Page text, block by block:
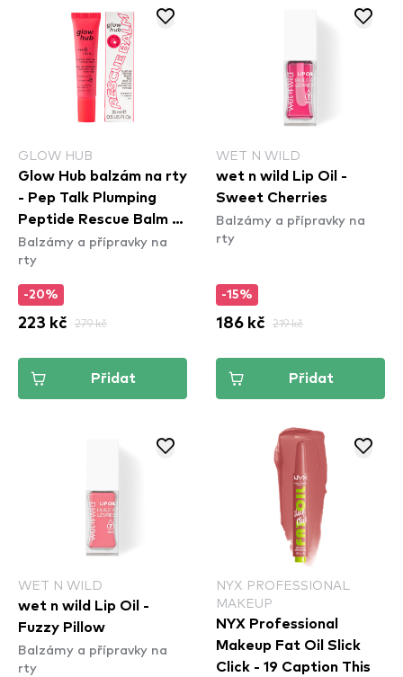
GLOW HUB
Glow Hub balzám na rty
- Pep Talk Plumping
Peptide Rescue Balm -
Cranberry
Balzámy a přípravky na
rty
-20%
223 kč 279 kč
Přidat
WET N WILD
wet n wild Lip Oil -
Sweet Cherries
Balzámy a přípravky na
rty
-15%
186 kč 219 kč
Přidat
WET N WILD
wet n wild Lip Oil -
Fuzzy Pillow
Balzámy a přípravky na
rty
NYX PROFESSIONAL
MAKEUP
NYX Professional
Makeup Fat Oil Slick
Click - 19 Caption This